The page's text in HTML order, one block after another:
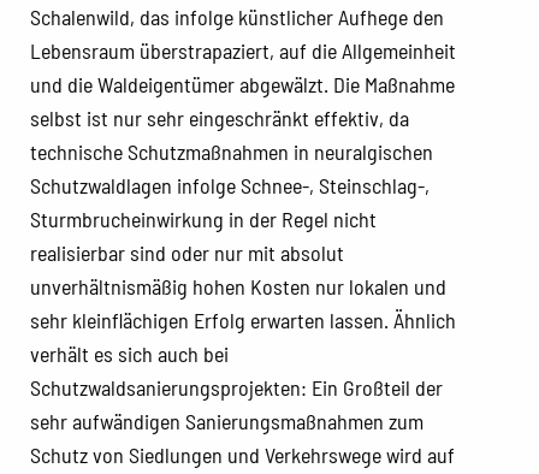
Schalenwild, das infolge künstlicher Aufhege den
Lebensraum überstrapaziert, auf die Allgemeinheit
und die Waldeigentümer abgewälzt. Die Maßnahme
selbst ist nur sehr eingeschränkt effektiv, da
technische Schutzmaßnahmen in neuralgischen
Schutzwaldlagen infolge Schnee-, Steinschlag-,
Sturmbrucheinwirkung in der Regel nicht
realisierbar sind oder nur mit absolut
unverhältnismäßig hohen Kosten nur lokalen und
sehr kleinflächigen Erfolg erwarten lassen. Ähnlich
verhält es sich auch bei
Schutzwaldsanierungsprojekten: Ein Großteil der
sehr aufwändigen Sanierungsmaßnahmen zum
Schutz von Siedlungen und Verkehrswege wird auf